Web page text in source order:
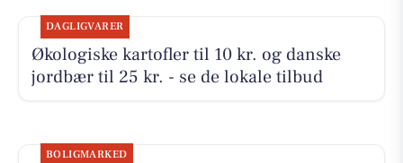
DAGLIGVARER
Økologiske kartofler til 10 kr. og danske
jordbær til 25 kr. - se de lokale tilbud
BOLIGMARKED